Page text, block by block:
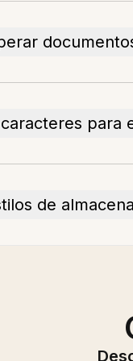
para
de